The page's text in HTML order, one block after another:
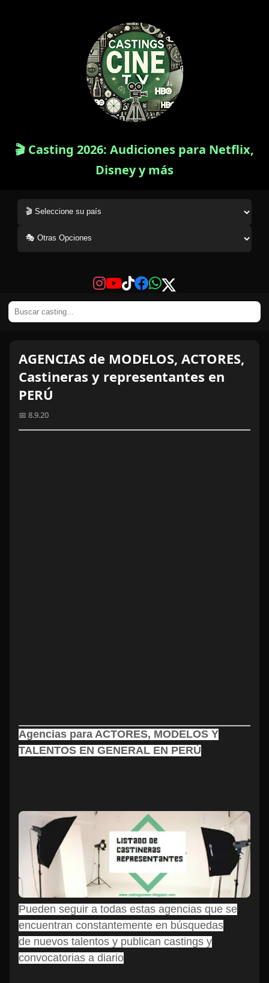
🎬 Casting 2026: Audiciones para Netflix,
Disney y más
AGENCIAS de MODELOS, ACTORES,
Castineras y representantes en
PERÚ
📅 8.9.20
Agencias para ACTORES, MODELOS Y
TALENTOS EN GENERAL EN PERÚ
Pueden seguir a todas estas agencias que se
encuentran constantemente en búsquedas
de nuevos talentos y publican castings y
convocatorias a diario